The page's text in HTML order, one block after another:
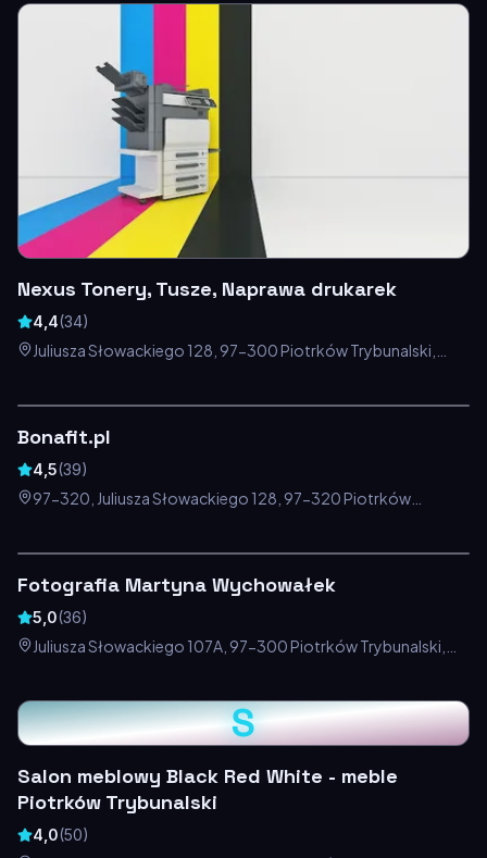
Nexus Tonery, Tusze, Naprawa drukarek
4,4(34)
Juliusza Słowackiego 128, 97-300 Piotrków Trybunalski,
Bonafit.pl
4,5(39)
97-320, Juliusza Słowackiego 128, 97-320 Piotrków
Fotografia Martyna Wychowałek
5,0(36)
Juliusza Słowackiego 107A, 97-300 Piotrków Trybunalski,
S
Salon meblowy Black Red White - meble
Piotrków Trybunalski
4,0(50)